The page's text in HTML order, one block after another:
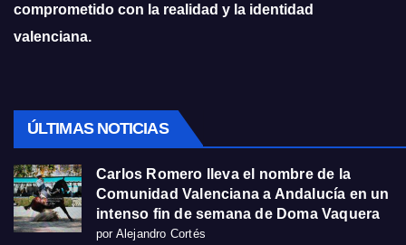
comprometido con la realidad y la identidad
valenciana.
ÚLTIMAS NOTICIAS
Carlos Romero lleva el nombre de la
Comunidad Valenciana a Andalucía en un
intenso fin de semana de Doma Vaquera
por Alejandro Cortés